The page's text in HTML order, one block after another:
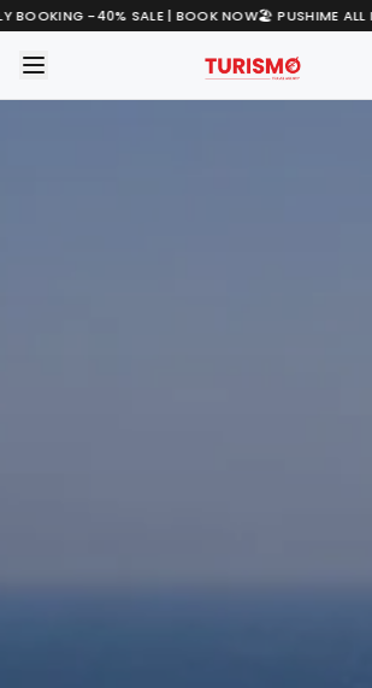
BOOKING -40% SALE | BOOK NOW🏖️ PUSHIME ALL